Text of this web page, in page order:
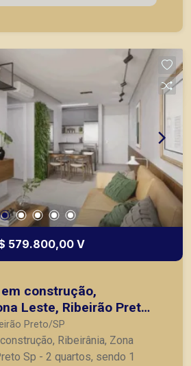
vendas de imóveis
579.800,00 V
construção,
Leste, Ribeirão Preto
Preto/SP
Ribeirânia, Zona
sendo 1